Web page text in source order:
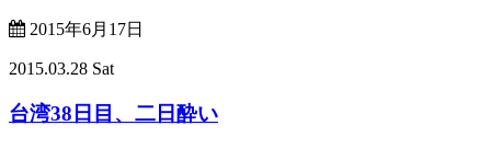
2015年6月17日
2015.03.28 Sat
台湾38日目、二日酔い